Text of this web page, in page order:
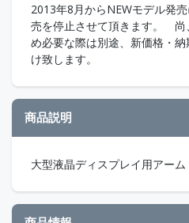
2013年8月からNEWモデル発
売を停止させて頂きます。 尚
め必要な際は別途、新価格・
け致します。
商品説明
大型液晶ディスプレイ用アー